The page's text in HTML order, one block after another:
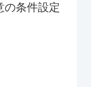
の条件設定